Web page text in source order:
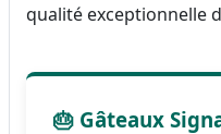
qualité exceptionnelle
🎂 Gâteaux